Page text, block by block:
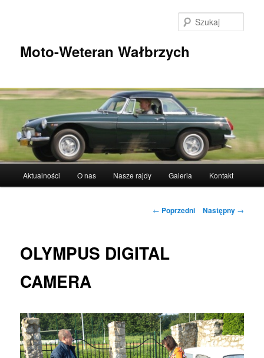
Moto-Weteran Wałbrzych
Aktualności O nas Nasze rajdy Galeria Kontakt
Nawigacja
← Poprzedni Następny →
OLYMPUS DIGITAL
CAMERA